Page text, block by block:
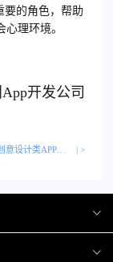
要的角色，帮助
理环境。
App开发公司
| >